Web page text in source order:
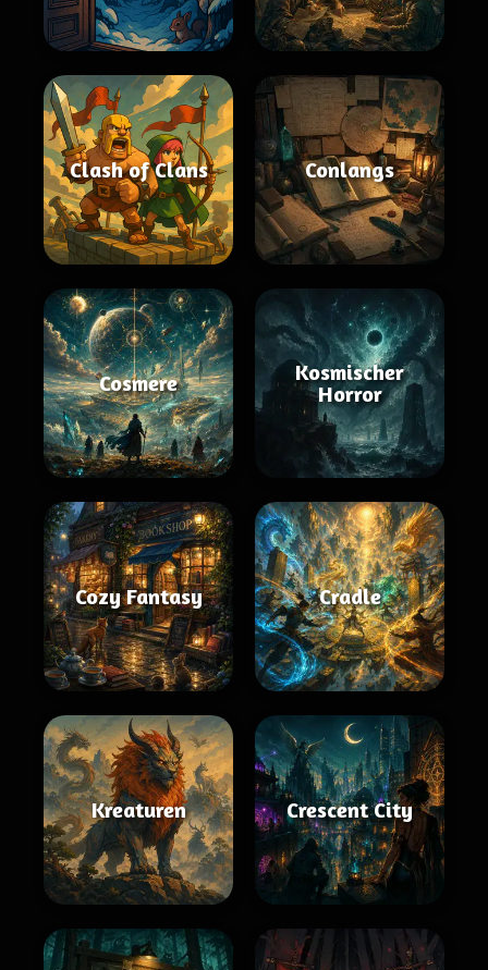
Clash of Clans Conlangs
Cosmere
Kosmischer
Horror
Cozy Fantasy Cradle
Kreaturen Crescent City